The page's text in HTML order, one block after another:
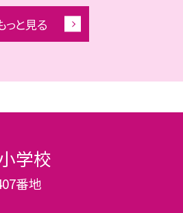
っと見る
学校
番地